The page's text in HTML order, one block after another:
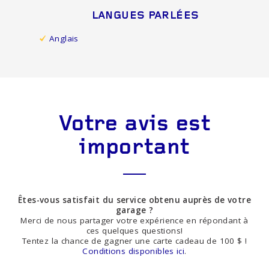
LANGUES PARLÉES
Anglais
Votre avis est
important
Êtes-vous satisfait du service obtenu auprès de votre
garage ?
Merci de nous partager votre expérience en répondant à
ces quelques questions!
Tentez la chance de gagner une carte cadeau de 100 $ !
Conditions disponibles ici.